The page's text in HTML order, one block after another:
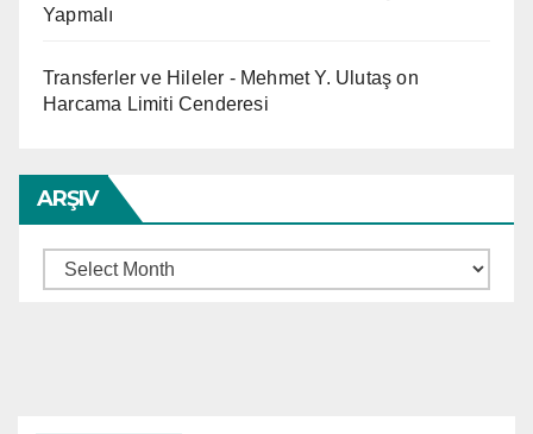
Yapmalı
Transferler ve Hileler - Mehmet Y. Ulutaş on
Harcama Limiti Cenderesi
ARŞIV
Arşiv